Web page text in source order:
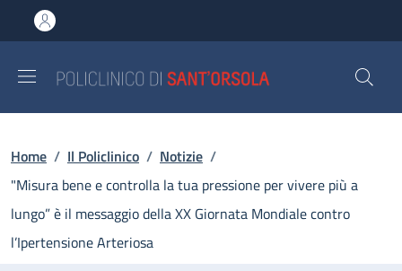
al contenuto principale
to footer content
Briciole di pane
Home / Il Policlinico / Notizie /
"Misura bene e controlla la tua pressione per vivere più a
lungo” è il messaggio della XX Giornata Mondiale contro
l’Ipertensione Arteriosa